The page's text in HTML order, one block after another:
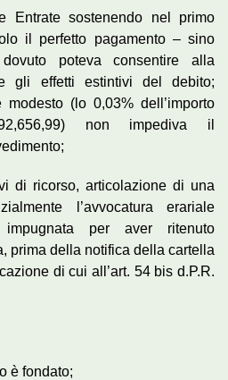
Entrate sostenendo nel primo
il perfetto pagamento – sino
poteva consentire alla
gli effetti estintivi del debito;
modesto (lo 0,03% dell’importo
non impediva il
di ricorso, articolazione di una
l’avvocatura erariale
per aver ritenuto
prima della notifica della cartella
di cui all’art. 54 bis d.P.R.
è fondato;